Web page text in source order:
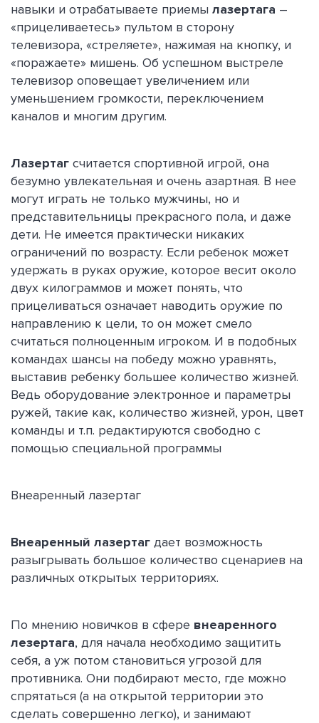
навыки и отрабатываете приемы лазертага –
«прицеливаетесь» пультом в сторону
телевизора, «стреляете», нажимая на кнопку, и
«поражаете» мишень. Об успешном выстреле
телевизор оповещает увеличением или
уменьшением громкости, переключением
каналов и многим другим.
Лазертаг считается спортивной игрой, она
безумно увлекательная и очень азартная. В нее
могут играть не только мужчины, но и
представительницы прекрасного пола, и даже
дети. Не имеется практически никаких
ограничений по возрасту. Если ребенок может
удержать в руках оружие, которое весит около
двух килограммов и может понять, что
прицеливаться означает наводить оружие по
направлению к цели, то он может смело
считаться полноценным игроком. И в подобных
командах шансы на победу можно уравнять,
выставив ребенку большее количество жизней.
Ведь оборудование электронное и параметры
ружей, такие как, количество жизней, урон, цвет
команды и т.п. редактируются свободно с
помощью специальной программы
Внеаренный лазертаг
Внеаренный лазертаг дает возможность
разыгрывать большое количество сценариев на
различных открытых территориях.
По мнению новичков в сфере внеаренного
лезертага, для начала необходимо защитить
себя, а уж потом становиться угрозой для
противника. Они подбирают место, где можно
спрятаться (а на открытой территории это
сделать совершенно легко), и занимают